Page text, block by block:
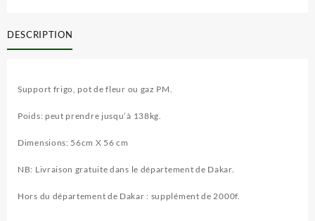
DESCRIPTION
Support frigo, pot de fleur ou gaz PM.
Poids: peut prendre jusqu’à 138kg.
Dimensions: 56cm X 56 cm
NB: Livraison gratuite dans le département de Dakar.
Hors du département de Dakar : supplément de 2000f.